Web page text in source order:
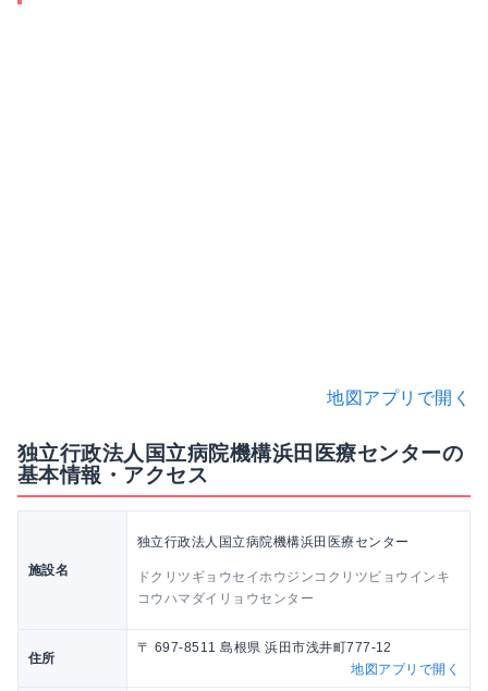
地図アプリで開く
独立行政法人国立病院機構浜田医療センターの
基本情報・アクセス
施設名
独立行政法人国立病院機構浜田医療センター
ドクリツギョウセイホウジンコクリツビョウインキ
コウハマダイリョウセンター
住所
〒 697-8511 島根県 浜田市浅井町777-12
地図アプリで開く